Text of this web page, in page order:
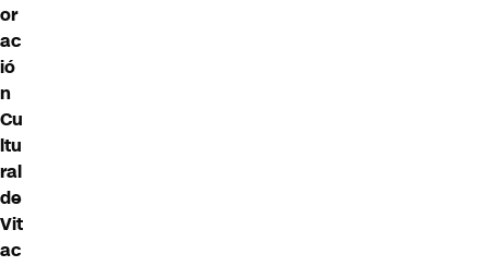
or
ac
ió
n
Cu
ltu
ral
de
Vit
ac